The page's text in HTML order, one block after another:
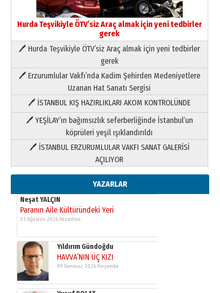
Hurda Teşvikiyle ÖTV’siz Araç almak için yeni tedbirler
gerek
🖊 Hurda Teşvikiyle ÖTV’siz Araç almak için yeni tedbirler
gerek
🖊 Erzurumlular Vakfı’nda Kadim Şehirden Medeniyetlere
Uzanan Hat Sanatı Sergisi
🖊 İSTANBUL KIŞ HAZIRLIKLARI AKOM KONTROLÜNDE
🖊 YEŞİLAY’ın bağımsızlık seferberliğinde İstanbul’un
köprüleri yeşil ışıklandırıldı
🖊 İSTANBUL ERZURUMLULAR VAKFI SANAT GALERİSİ
AÇILIYOR
YAZARLAR
Paranın Aile Kültüründeki Yeri
03 Ağustos 2026 Pazartesi
Yıldırım Gündoğdu
HAVVA’NIN ÜÇ KIZI
09 Temmuz 2026 Perşembe
Yusuf POLAT
Şampiyonluk Sebahattin Şirin’e
11 Mayıs 2026 Pazartesi
Neşat YALÇIN
Paranın Aile Kültüründeki Yeri
03 Ağustos 2026 Pazartesi
Yıldırım Gündoğdu
HAVVA’NIN ÜÇ KIZI
09 Temmuz 2026 Perşembe